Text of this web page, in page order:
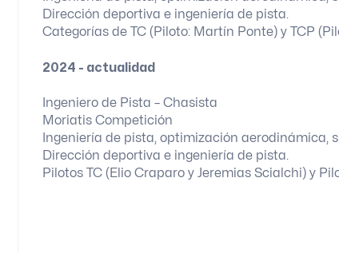
Dirección deportiva e ingeniería de pista.
Categorías de TC (Piloto: Martín Ponte) y TCP
2024 - actualidad
Ingeniero de Pista – Chasista
Moriatis Competición
Ingeniería de pista, optimización aerodinámica,
Dirección deportiva e ingeniería de pista.
Pilotos TC (Elio Craparo y Jeremias Scialchi) y